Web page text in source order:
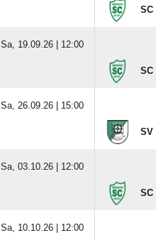
SC
Sa, 19.09.26 | 12:00
SC
Sa, 26.09.26 | 15:00
SV
Sa, 03.10.26 | 12:00
SC
Sa, 10.10.26 | 12:00